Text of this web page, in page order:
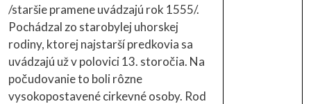
/staršie pramene uvádzajú rok 1555/.
Pochádzal zo starobylej uhorskej
rodiny, ktorej najstarší predkovia sa
uvádzajú už v polovici 13. storočia. Na
počudovanie to boli rôzne
vysokopostavené cirkevné osoby. Rod